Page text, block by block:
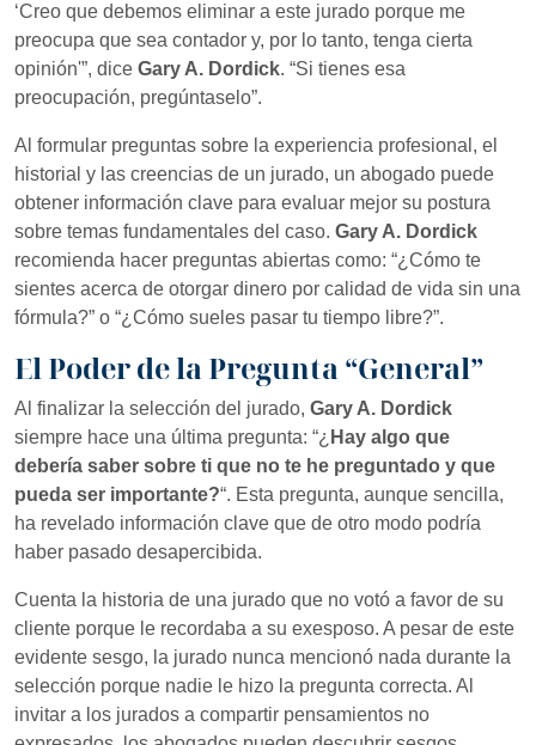
‘Creo que debemos eliminar a este jurado porque me
preocupa que sea contador y, por lo tanto, tenga cierta
opinión'”, dice Gary A. Dordick. “Si tienes esa
preocupación, pregúntaselo”.
Al formular preguntas sobre la experiencia profesional, el
historial y las creencias de un jurado, un abogado puede
obtener información clave para evaluar mejor su postura
sobre temas fundamentales del caso. Gary A. Dordick
recomienda hacer preguntas abiertas como: “¿Cómo te
sientes acerca de otorgar dinero por calidad de vida sin una
fórmula?” o “¿Cómo sueles pasar tu tiempo libre?”.
El Poder de la Pregunta “General”
Al finalizar la selección del jurado, Gary A. Dordick
siempre hace una última pregunta: “¿ Hay algo que
debería saber sobre ti que no te he preguntado y que
pueda ser importante?“. Esta pregunta, aunque sencilla,
ha revelado información clave que de otro modo podría
haber pasado desapercibida.
Cuenta la historia de una jurado que no votó a favor de su
cliente porque le recordaba a su exesposo. A pesar de este
evidente sesgo, la jurado nunca mencionó nada durante la
selección porque nadie le hizo la pregunta correcta. Al
invitar a los jurados a compartir pensamientos no